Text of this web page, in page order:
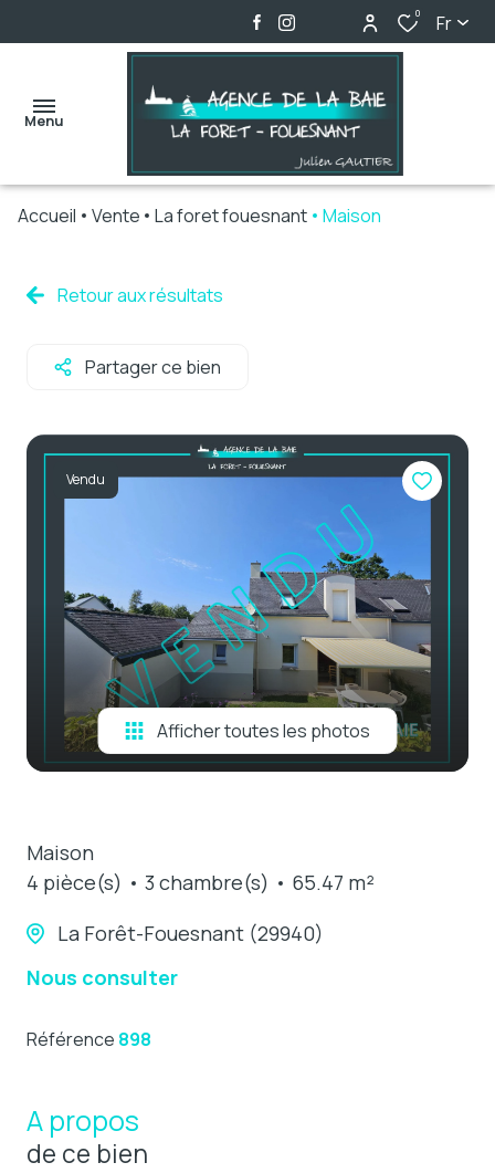
0 Fr
Menu
ventes
e-mail
contact
Accueil Vente La foret fouesnant Maison
Retour aux résultats
Partager ce bien
Vendu
Afficher toutes les photos
Maison
4 pièce(s)
3 chambre(s)
65.47 m²
La Forêt-Fouesnant (29940)
Nous consulter
Référence 898
A propos
de ce bien